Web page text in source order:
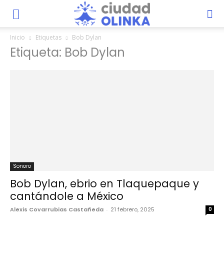
Inicio Etiquetas Bob Dylan
Etiqueta: Bob Dylan
Sonoro
Bob Dylan, ebrio en Tlaquepaque y
cantándole a México
Alexis Covarrubias Castañeda - 21 febrero, 2025 0